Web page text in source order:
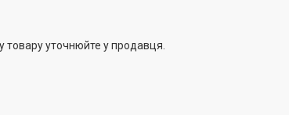
товару уточнюйте у продавця.